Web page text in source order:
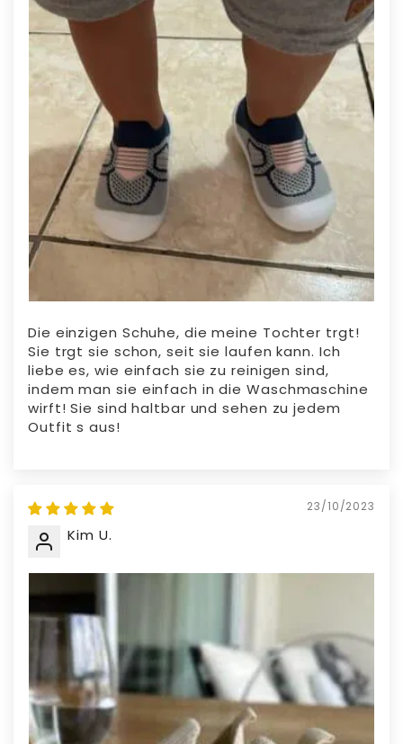
Die einzigen Schuhe, die meine Tochter trgt!
Sie trgt sie schon, seit sie laufen kann. Ich
liebe es, wie einfach sie zu reinigen sind,
indem man sie einfach in die Waschmaschine
wirft! Sie sind haltbar und sehen zu jedem
Outfit s aus!
23/10/2023
Kim U.